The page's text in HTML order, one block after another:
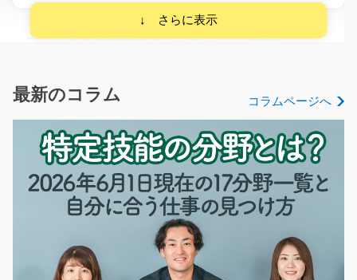
アルミ製品の機械オペレーター/y01_01581
＼交替制でガッツリ稼げる☆未経験の方歓迎／ 工場内で
長期（3ヶ月以上）
時給1600～2000円
愛知県稲沢市
気になる
リーチフォークで日用品の出荷や格納/g02_00096
最新のコラム コラムページへ